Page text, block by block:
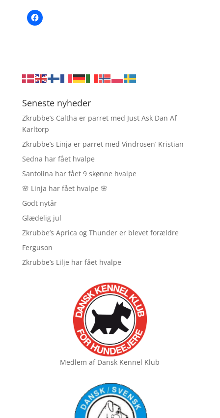
Seneste nyheder
Zkrubbe’s Caltha er parret med Just Ask Dan Af
Karltorp
Zkrubbe’s Linja er parret med Vindrosen’ Kristian
Sedna har fået hvalpe
Santolina har fået 9 skønne hvalpe
🌸 Linja har fået hvalpe 🌸
Godt nytår
Glædelig jul
Zkrubbe’s Aprica og Thunder er blevet forældre
Ferguson
Zkrubbe’s Lilje har fået hvalpe
Medlem af Dansk Kennel Klub